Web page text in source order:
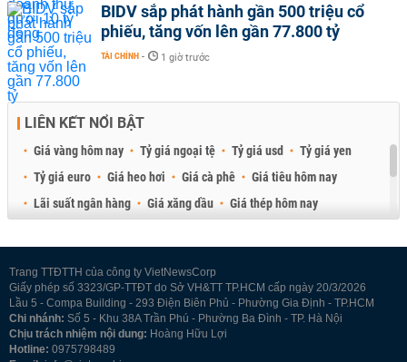
BIDV sắp phát hành gần 500 triệu cổ
phiếu, tăng vốn lên gần 77.800 tỷ
TÀI CHÍNH - 1 giờ trước
LIÊN KẾT NỔI BẬT
Giá vàng hôm nay Tỷ giá ngoại tệ Tỷ giá usd
Tỷ giá yen
Tỷ giá euro
Giá heo hơi Giá cà phê
Giá tiêu hôm nay
Lãi suất ngân hàng
Giá xăng dầu
Giá thép hôm nay
Trang TTĐTTH của công ty VietNewsCorp
Giấy phép số 3323/GP-TTĐT do Sở VH&TT TP.HCM cấp ngày 20/3/2026
Lầu 5 - Compa Building - 293 Điện Biên Phủ - Phường Gia Định - TP.HCM
Chi nhánh: Số 5 - Khu 38A Trần Phú - Phường Ba Đình - TP. Hà Nội
Chịu trách nhiệm nội dung: Hoàng Hữu Lợi
Hotline: 0975798489